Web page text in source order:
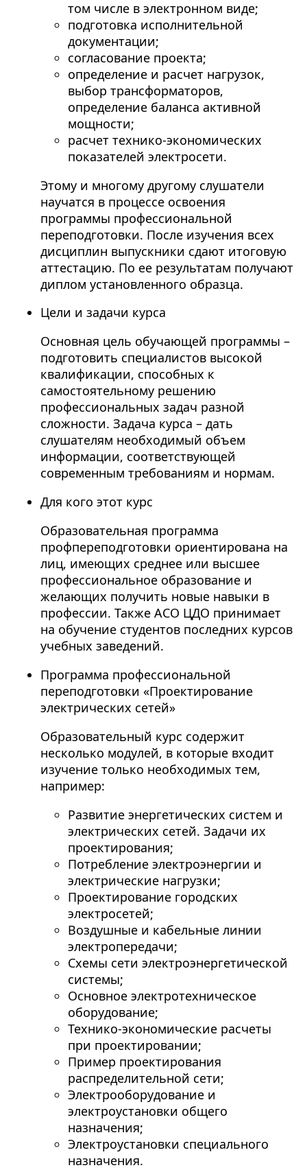
том числе в электронном виде;
подготовка исполнительной
документации;
согласование проекта;
определение и расчет нагрузок,
выбор трансформаторов,
определение баланса активной
мощности;
расчет технико-экономических
показателей электросети.
Этому и многому другому слушатели
научатся в процессе освоения
программы профессиональной
переподготовки. После изучения всех
дисциплин выпускники сдают итоговую
аттестацию. По ее результатам получают
диплом установленного образца.
Цели и задачи курса
Основная цель обучающей программы –
подготовить специалистов высокой
квалификации, способных к
самостоятельному решению
профессиональных задач разной
сложности. Задача курса – дать
слушателям необходимый объем
информации, соответствующей
современным требованиям и нормам.
Для кого этот курс
Образовательная программа
профпереподготовки ориентирована на
лиц, имеющих среднее или высшее
профессиональное образование и
желающих получить новые навыки в
профессии. Также АСО ЦДО принимает
на обучение студентов последних курсов
учебных заведений.
Программа профессиональной
переподготовки «Проектирование
электрических сетей»
Образовательный курс содержит
несколько модулей, в которые входит
изучение только необходимых тем,
например:
Развитие энергетических систем и
электрических сетей. Задачи их
проектирования;
Потребление электроэнергии и
электрические нагрузки;
Проектирование городских
электросетей;
Воздушные и кабельные линии
электропередачи;
Схемы сети электроэнергетической
системы;
Основное электротехническое
оборудование;
Технико-экономические расчеты
при проектировании;
Пример проектирования
распределительной сети;
Электрооборудование и
электроустановки общего
назначения;
Электроустановки специального
назначения.